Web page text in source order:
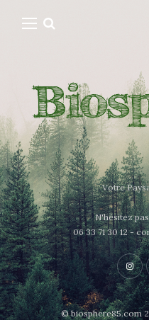
Votre
N'hésitez
06 33 71 30 12 -
© biosphere85.com